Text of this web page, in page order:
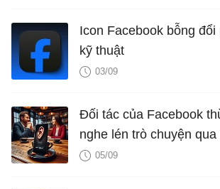
Icon Facebook bỗng đổi
kỹ thuật
03/09
Đối tác của Facebook
nghe lén trò chuyện qua
smartphone để quảng cáo
05/09